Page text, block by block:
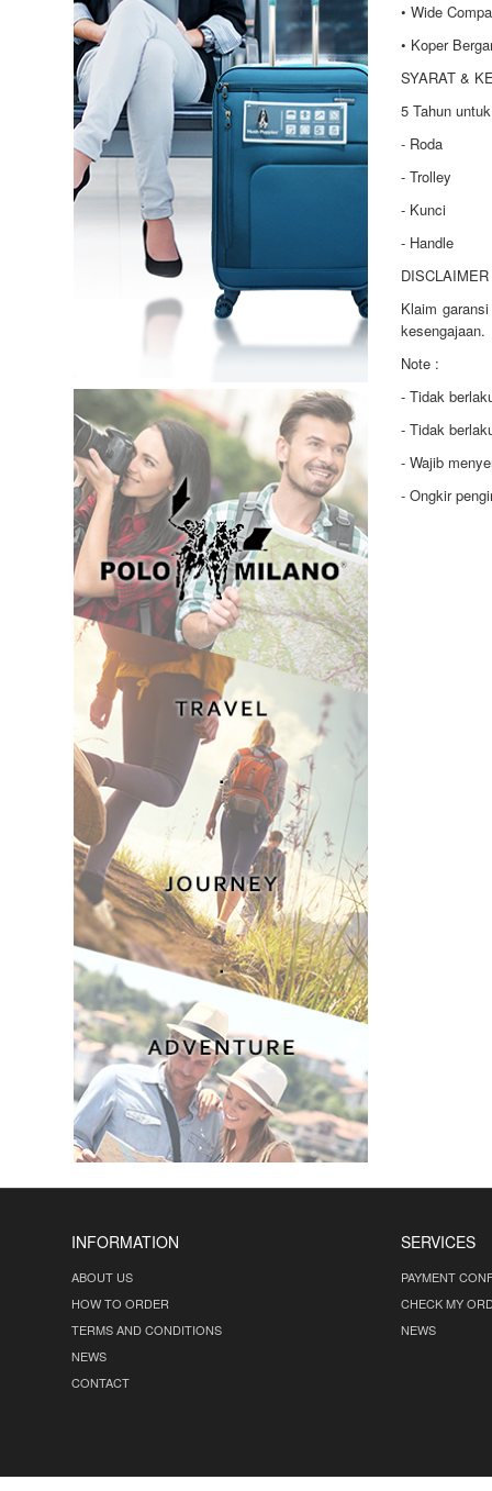
• Wide
• Koper
SYARAT &
5 Tahun
- Roda
- Trolley
- Kunci
- Handle
Klaim
kesengajaan.
Note :
- Tidak
- Tidak
- Wajib
- Ongkir
INFORMATION
ABOUT US
HOW TO ORDER
TERMS AND CONDITIONS
NEWS
CONTACT
SERVICES
PAYMENT
CHECK MY
NEWS